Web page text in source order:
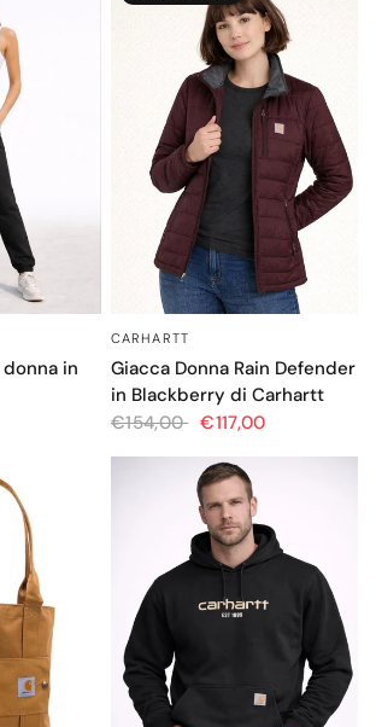
in
OCCHIATA VELOCE
CARHARTT
Giacca Donna Rain Defender
in Blackberry di Carhartt
€154,00 €117,00